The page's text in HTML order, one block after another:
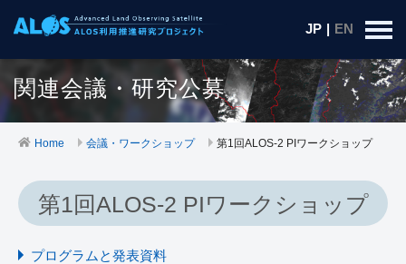
JP | EN
関連会議・研究公募
Home 会議・ワークショップ 第1回ALOS-2 PIワークショップ
第1回ALOS-2 PIワークショップ
プログラムと発表資料